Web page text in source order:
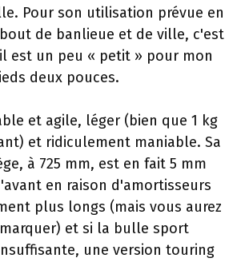
Pour son utilisation prévue en
de banlieue et de ville, c'est
est un peu « petit » pour mon
deux pouces.
et agile, léger (bien que 1 kg
et ridiculement maniable. Sa
à 725 mm, est en fait 5 mm
en raison d'amortisseurs
plus longs (mais vous aurez
et si la bulle sport
une version touring